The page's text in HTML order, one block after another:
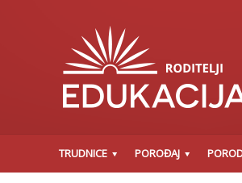
TRUDNICE POROĐAJ